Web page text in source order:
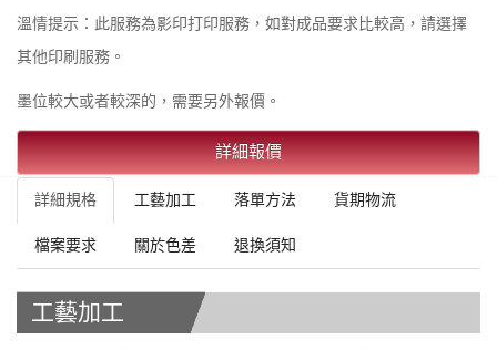
溫情提示：此服務為影印打印服務，如對成品要求比較高，請選擇
其他印刷服務。
墨位較大或者較深的，需要另外報價。
詳細報價
詳細規格 工藝加工 落單方法 貨期物流
檔案要求 關於色差 退換須知
工藝加工